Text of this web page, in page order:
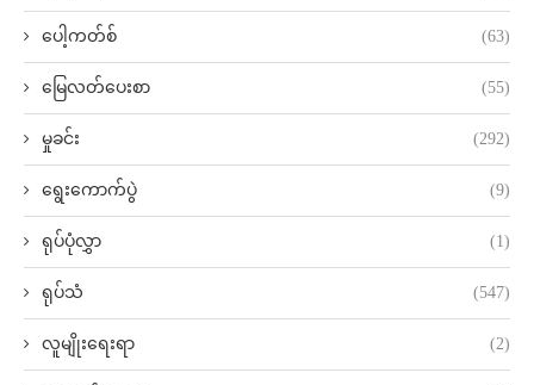
ပေါ့ကတ်စ် (63)
မြေလတ်ပေးစာ (55)
မှုခင်း (292)
ရွေးကောက်ပွဲ (9)
ရုပ်ပုံလွှာ (1)
ရုပ်သံ (547)
လူမျိုးရေးရာ (2)